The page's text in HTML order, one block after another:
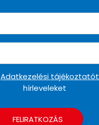
Adatkezelési tájékoztatót
hírleveleket
FELIRATKOZÁS